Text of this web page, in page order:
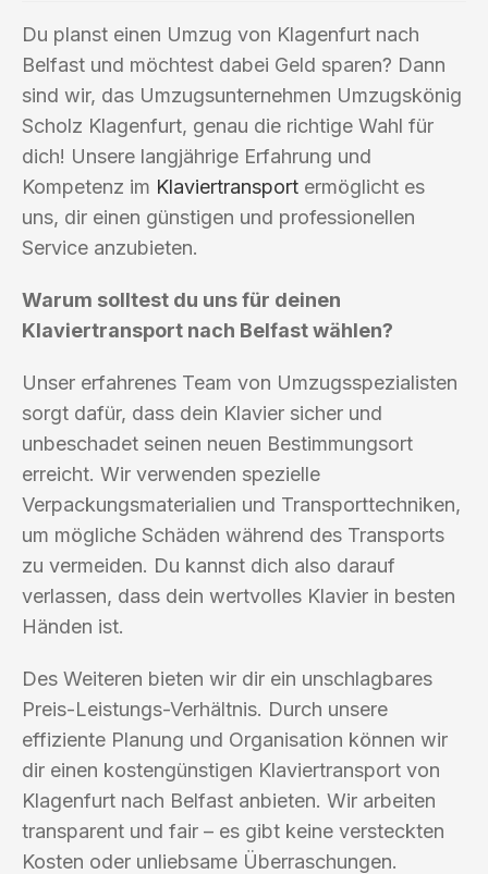
Du planst einen Umzug von Klagenfurt nach
Belfast und möchtest dabei Geld sparen? Dann
sind wir, das Umzugsunternehmen Umzugskönig
Scholz Klagenfurt, genau die richtige Wahl für
dich! Unsere langjährige Erfahrung und
Kompetenz im Klaviertransport ermöglicht es
uns, dir einen günstigen und professionellen
Service anzubieten.
Warum solltest du uns für deinen
Klaviertransport nach Belfast wählen?
Unser erfahrenes Team von Umzugsspezialisten
sorgt dafür, dass dein Klavier sicher und
unbeschadet seinen neuen Bestimmungsort
erreicht. Wir verwenden spezielle
Verpackungsmaterialien und Transporttechniken,
um mögliche Schäden während des Transports
zu vermeiden. Du kannst dich also darauf
verlassen, dass dein wertvolles Klavier in besten
Händen ist.
Des Weiteren bieten wir dir ein unschlagbares
Preis-Leistungs-Verhältnis. Durch unsere
effiziente Planung und Organisation können wir
dir einen kostengünstigen Klaviertransport von
Klagenfurt nach Belfast anbieten. Wir arbeiten
transparent und fair – es gibt keine versteckten
Kosten oder unliebsame Überraschungen.